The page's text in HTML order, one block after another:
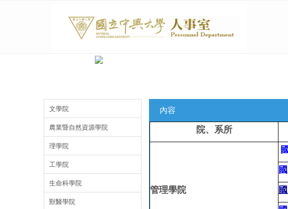
文學院
農業暨自然資源學院
理學院
工學院
生命科學院
獸醫學院
內容
院、系所
管理學院